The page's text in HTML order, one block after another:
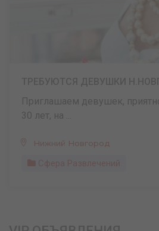
Приглашаем девушек,
30 лет, на ...
Нижний Новгород
Сфера Развлечений